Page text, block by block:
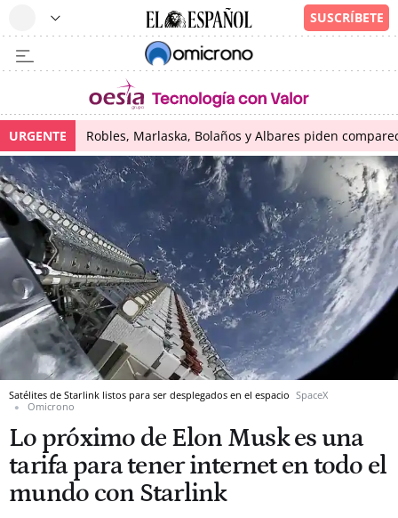
URGENTE Robles, Marlaska, Bolaños y Albares piden
Satélites de Starlink listos para ser desplegados en el espacio SpaceX
Omicrono
Lo próximo de Elon Musk es una
tarifa para tener internet en todo el
mundo con Starlink